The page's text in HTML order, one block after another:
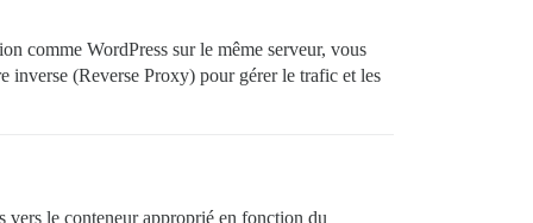
comme WordPress sur le même serveur, vous
inverse (Reverse Proxy) pour gérer le trafic et les
vers le conteneur approprié en fonction du